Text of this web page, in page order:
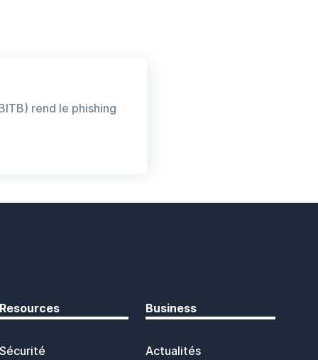
rend le phishing
Resources
Sécurité
Business
Actualités